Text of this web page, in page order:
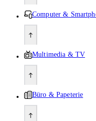
Computer &
Multimedia & TV
Büro & Papeterie